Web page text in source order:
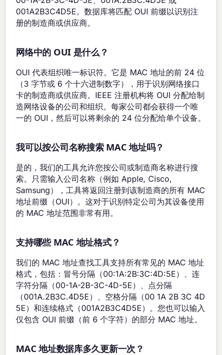
001A2B3C4D5E。数据库将匹配 OUI 前缀以识别注
册的制造商或供应商。
网络中的 OUI 是什么？
OUI 代表组织唯一标识符。它是 MAC 地址的前 24 位
（3 字节或 6 个十六进制数字），用于识别网络接口
卡的制造商或供应商。IEEE 注册机构将 OUI 分配给制
造网络设备的公司和组织。每家公司都会获得一个唯
一的 OUI，然后可以将剩余的 24 位分配给单个设备。
我可以按公司名称搜索 MAC 地址吗？
是的，我们的工具允许您按公司或制造商名称进行搜
索。只需输入公司名称（例如 Apple, Cisco,
Samsung），工具将返回注册到该制造商的所有 MAC
地址前缀（OUI）。这对于识别特定公司为其设备使用
的 MAC 地址范围非常有用。
支持哪些 MAC 地址格式？
我们的 MAC 地址查找工具支持所有常见的 MAC 地址
格式，包括：冒号分隔（00:1A:2B:3C:4D:5E）、连
字符分隔（00-1A-2B-3C-4D-5E）、点分隔
（001A.2B3C.4D5E）、空格分隔（00 1A 2B 3C 4D
5E）和连续格式（001A2B3C4D5E）。您也可以输入
仅包含 OUI 前缀（前 6 个字符）的部分 MAC 地址。
MAC 地址数据库多久更新一次？